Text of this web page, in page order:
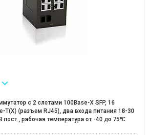
c 2 слотами 100Base-X SFP, 16
T(X) (разъем RJ45), два входа питания 18-30
пост., рабочая температура от -40 до 75⁰C